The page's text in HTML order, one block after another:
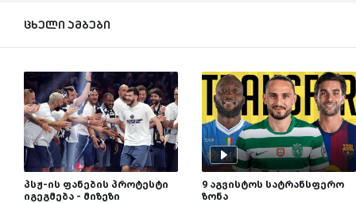
ცხელი ამბები
პსჟ-ის ფანების პროტესტი
იგეგმება - მიზეზი
9 აგვისტოს სატრანსფერო
ზონა